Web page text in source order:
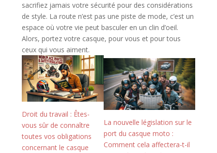
sacrifiez jamais votre sécurité pour des considérations
de style. La route n’est pas une piste de mode, c’est un
espace où votre vie peut basculer en un clin d’oeil.
Alors, portez votre casque, pour vous et pour tous
ceux qui vous aiment.
Droit du travail : Êtes-
vous sûr de connaître
toutes vos obligations
concernant le casque
La nouvelle législation sur le
port du casque moto :
Comment cela affectera-t-il